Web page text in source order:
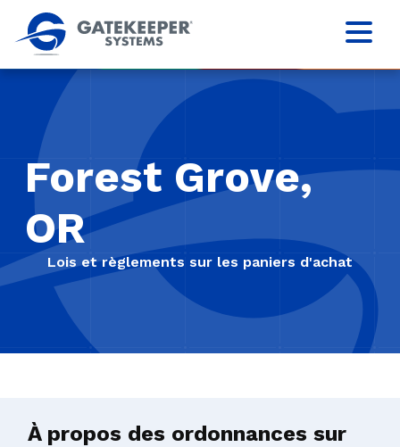
Forest Grove,
OR
Lois et règlements sur les paniers d'achat
À propos des ordonnances sur